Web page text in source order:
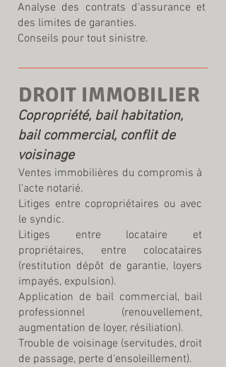
Analyse des contrats d'assurance et
des limites de garanties.
Conseils pour tout sinistre.
DROIT IMMOBILIER
Copropriété, bail habitation,
bail commercial, conflit de
voisinage
Ventes immobilières du compromis à
l'acte notarié.
Litiges entre copropriétaires ou avec
le syndic.
Litiges entre locataire et
propriétaires, entre colocataires
(restitution dépôt de garantie, loyers
impayés, expulsion).
Application de bail commercial, bail
professionnel (renouvellement,
augmentation de loyer, résiliation).
Trouble de voisinage (servitudes, droit
de passage, perte d'ensoleillement).